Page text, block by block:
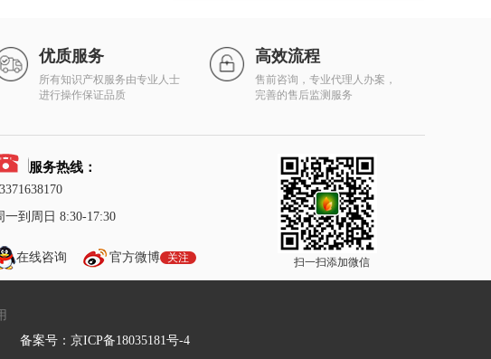
优质服务
所有知识产权服务由专业人士
进行操作保证品质
高效流程
售前咨询，专业代理人办案，
完善的售后监测服务
服务热线：
一到周日 8:30-17:30
在线咨询 官方微博 关注 扫一扫添加微信
备案号：京ICP备18035181号-4